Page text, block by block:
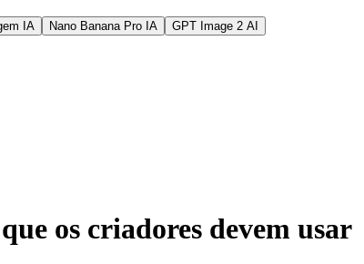
IA Nano Banana Pro IA GPT Image 2 AI
os criadores devem usar